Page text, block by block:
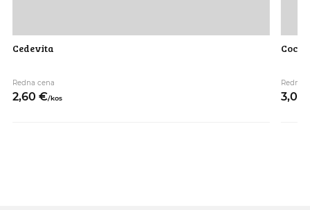
Cedevita
Redna cena
2,60 €/kos
Coca
Redna
3,00